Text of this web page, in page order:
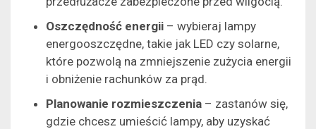
Oszczędność energii – wybieraj lampy
energooszczędne, takie jak LED czy solarne,
które pozwolą na zmniejszenie zużycia energii
i obniżenie rachunków za prąd.
Planowanie rozmieszczenia – zastanów się,
gdzie chcesz umieścić lampy, aby uzyskać